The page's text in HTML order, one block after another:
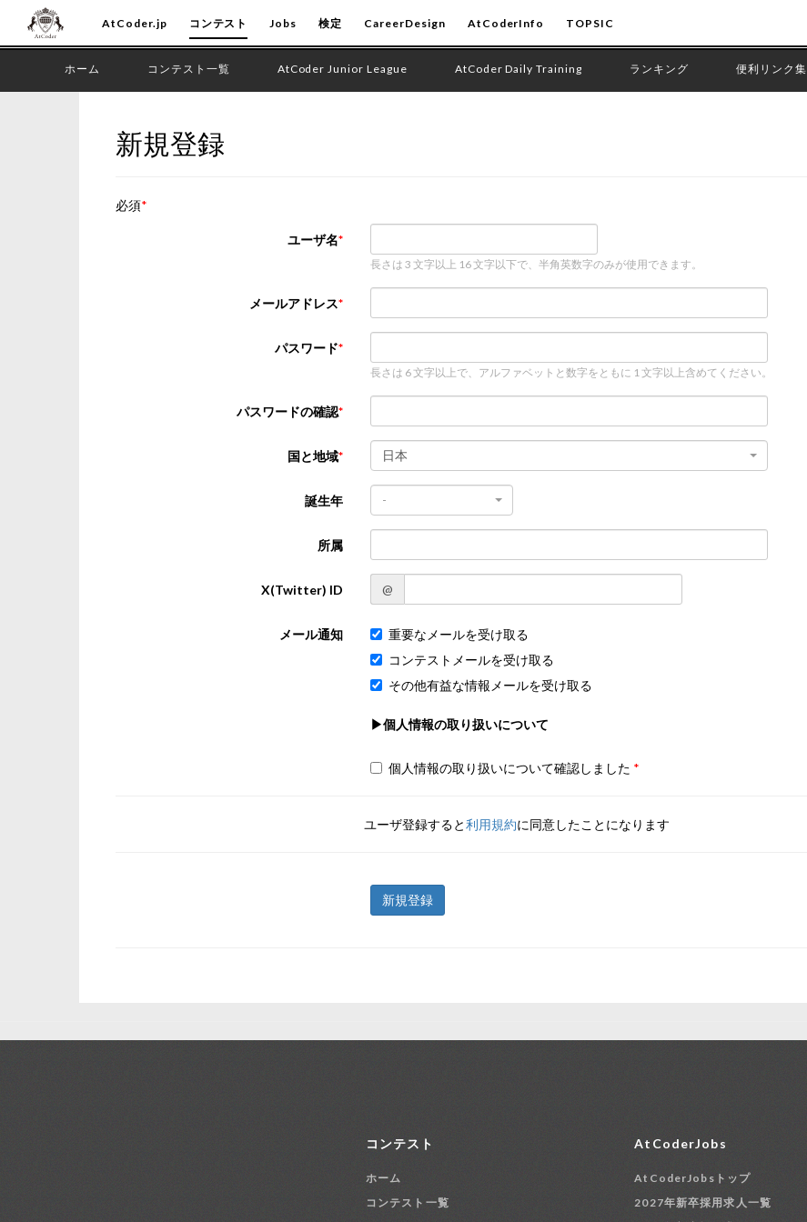
AtCoder.jp コンテスト Jobs 検定 CareerDesign AtCoderInfo TOPSIC
ホーム コンテスト一覧 AtCoder Junior League AtCoder Daily Training ランキング 便利リンク集
新規登録
必須
ユーザ名
長さは 3 文字以上 16 文字以下で、半角英数字のみが使用できます。
メールアドレス
パスワード
長さは 6 文字以上で、アルファベットと数字をともに 1 文字以上含めてください。
パスワードの確認
国と地域 日本
誕生年 -
所属
X(Twitter) ID @
メール通知
重要なメールを受け取る
コンテストメールを受け取る
その他有益な情報メールを受け取る
▶個人情報の取り扱いについて
個人情報の取り扱いについて確認しました
ユーザ登録すると利用規約に同意したことになります
新規登録
コンテスト
ホーム
コンテスト一覧
AtCoderJobs
AtCoderJobsトップ
2027年新卒採用求人一覧